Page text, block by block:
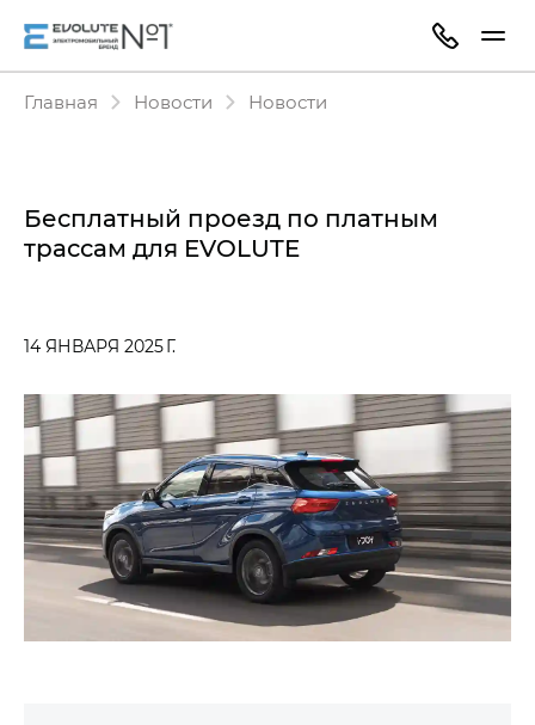
Главная Новости Новости
Бесплатный проезд по платным
трассам для EVOLUTE
14 ЯНВАРЯ 2025 Г.